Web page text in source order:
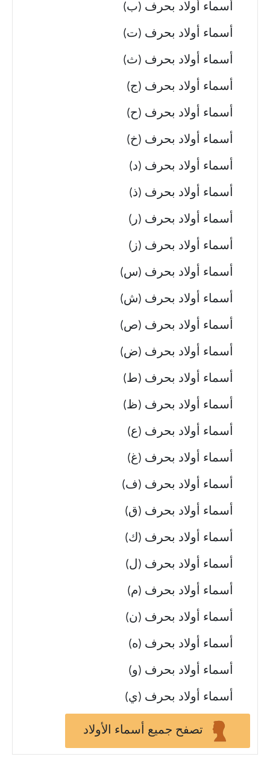
أسماء أولاد بحرف (ب)
أسماء أولاد بحرف (ت)
أسماء أولاد بحرف (ث)
أسماء أولاد بحرف (ج)
أسماء أولاد بحرف (ح)
أسماء أولاد بحرف (خ)
أسماء أولاد بحرف (د)
أسماء أولاد بحرف (ذ)
أسماء أولاد بحرف (ر)
أسماء أولاد بحرف (ز)
أسماء أولاد بحرف (س)
أسماء أولاد بحرف (ش)
أسماء أولاد بحرف (ص)
أسماء أولاد بحرف (ض)
أسماء أولاد بحرف (ط)
أسماء أولاد بحرف (ظ)
أسماء أولاد بحرف (ع)
أسماء أولاد بحرف (غ)
أسماء أولاد بحرف (ف)
أسماء أولاد بحرف (ق)
أسماء أولاد بحرف (ك)
أسماء أولاد بحرف (ل)
أسماء أولاد بحرف (م)
أسماء أولاد بحرف (ن)
أسماء أولاد بحرف (ه)
أسماء أولاد بحرف (و)
أسماء أولاد بحرف (ي)
تصفح جميع أسماء الأولاد